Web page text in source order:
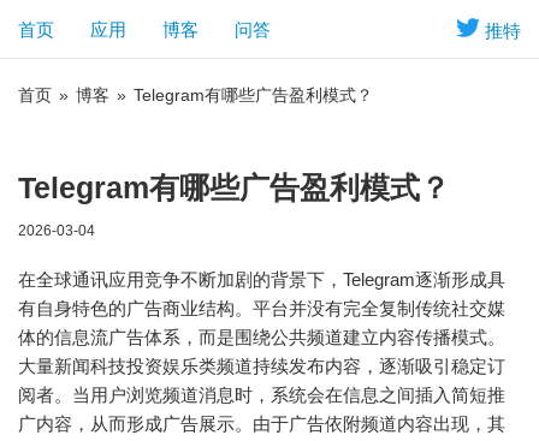
推特
首页 应用 博客 问答
首页 » 博客 » Telegram有哪些广告盈利模式？
Telegram有哪些广告盈利模式？
2026-03-04
在全球通讯应用竞争不断加剧的背景下，Telegram逐渐形成具
有自身特色的广告商业结构。平台并没有完全复制传统社交媒
体的信息流广告体系，而是围绕公共频道建立内容传播模式。
大量新闻科技投资娱乐类频道持续发布内容，逐渐吸引稳定订
阅者。当用户浏览频道消息时，系统会在信息之间插入简短推
广内容，从而形成广告展示。由于广告依附频道内容出现，其